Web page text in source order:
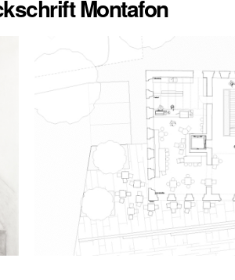
Montafon